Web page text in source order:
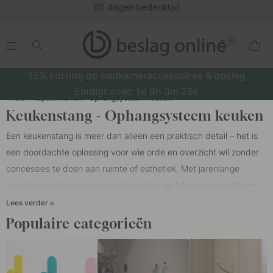
.
0
.
15% korting op badkameraccessoires & opslag
Eindigt over: 1d 9h 3m 28s
Thuis Kapstokhaken Ophangsysteem keuken
Keukenstang - Ophangsysteem keuken
Een keukenstang is meer dan alleen een praktisch detail – het is
een doordachte oplossing voor wie orde en overzicht wil zonder
concessies te doen aan ruimte of esthetiek. Met jarenlange
goed geplaatste keukenstang kan maken. Of je nu kiest voor een
klassieke stang van
messing
voor een warme en elegante
uitstraling, of een
houtenexemplaar dat perfect past in een
Scandinavische keuken – je creëert zowel functionaliteit als
karakter.
Lees verder
Populaire categorieën